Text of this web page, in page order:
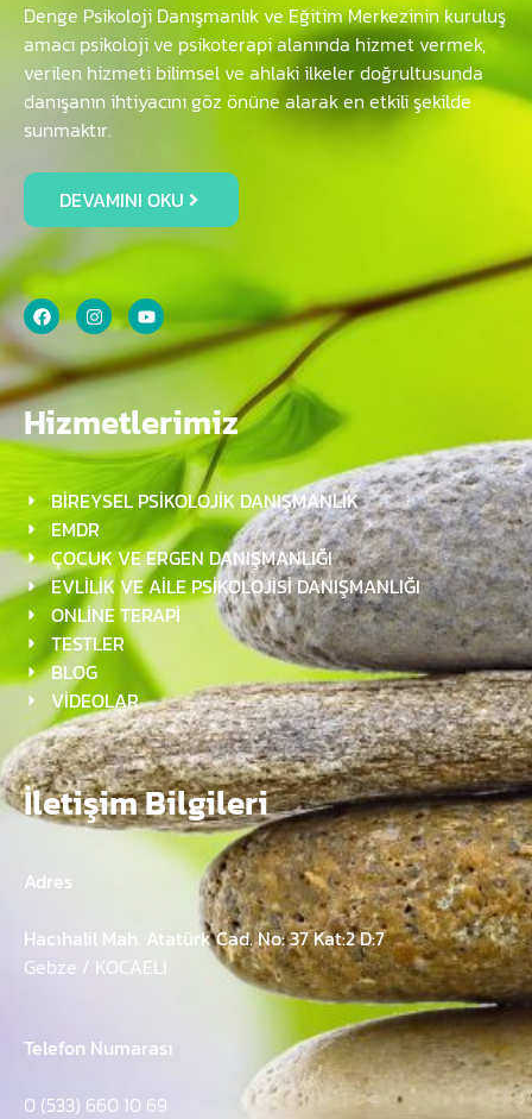
Denge Psikoloji Danışmanlık ve Eğitim Merkezinin kuruluş
amacı psikoloji ve psikoterapi alanında hizmet vermek,
verilen hizmeti bilimsel ve ahlaki ilkeler doğrultusunda
danışanın ihtiyacını göz önüne alarak en etkili şekilde
sunmaktır.
DEVAMINI OKU
Hizmetlerimiz
BİREYSEL PSİKOLOJİK DANIŞMANLIK
EMDR
ÇOCUK VE ERGEN DANIŞMANLIĞI
EVLİLİK VE AİLE PSİKOLOJİSİ DANIŞMANLIĞI
ONLİNE TERAPİ
TESTLER
BLOG
VİDEOLAR
İletişim Bilgileri
Adres
Hacıhalil Mah. Atatürk Cad. No: 37 Kat:2 D:7
Gebze / KOCAELİ
Telefon Numarası
0 (533) 660 10 69